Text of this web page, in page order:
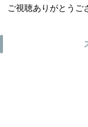
ご視聴ありがとうご